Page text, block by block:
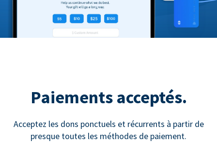
Paiements acceptés.
Acceptez les dons ponctuels et récurrents à partir de
presque toutes les méthodes de paiement.